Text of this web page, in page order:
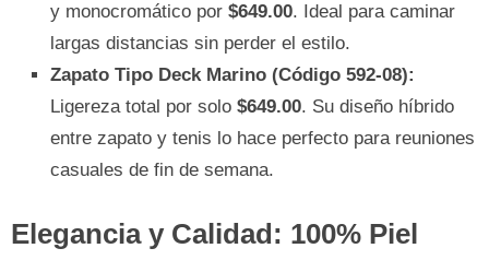
y monocromático por $649.00. Ideal para caminar
largas distancias sin perder el estilo.
Zapato Tipo Deck Marino (Código 592-08):
Ligereza total por solo $649.00. Su diseño híbrido
entre zapato y tenis lo hace perfecto para reuniones
casuales de fin de semana.
Elegancia y Calidad: 100% Piel